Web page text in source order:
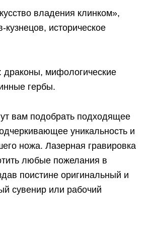
владения клинком»,
кузнецов, историческое
драконы, мифологические
гербы.
вам подобрать подходящее
уникальность и
ножа. Лазерная гравировка
любые пожелания в
поистине оригинальный и
сувенир или рабочий